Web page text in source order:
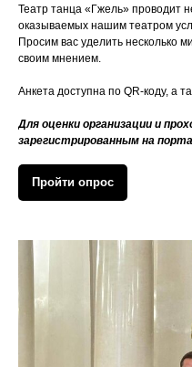
Театр танца «Гжель» проводит
оказываемых нашим театром
Просим вас уделить несколько
своим мнением.
Анкета доступна по QR-коду, а
Для оценки организации и
зарегистрированным на
Пройти опрос